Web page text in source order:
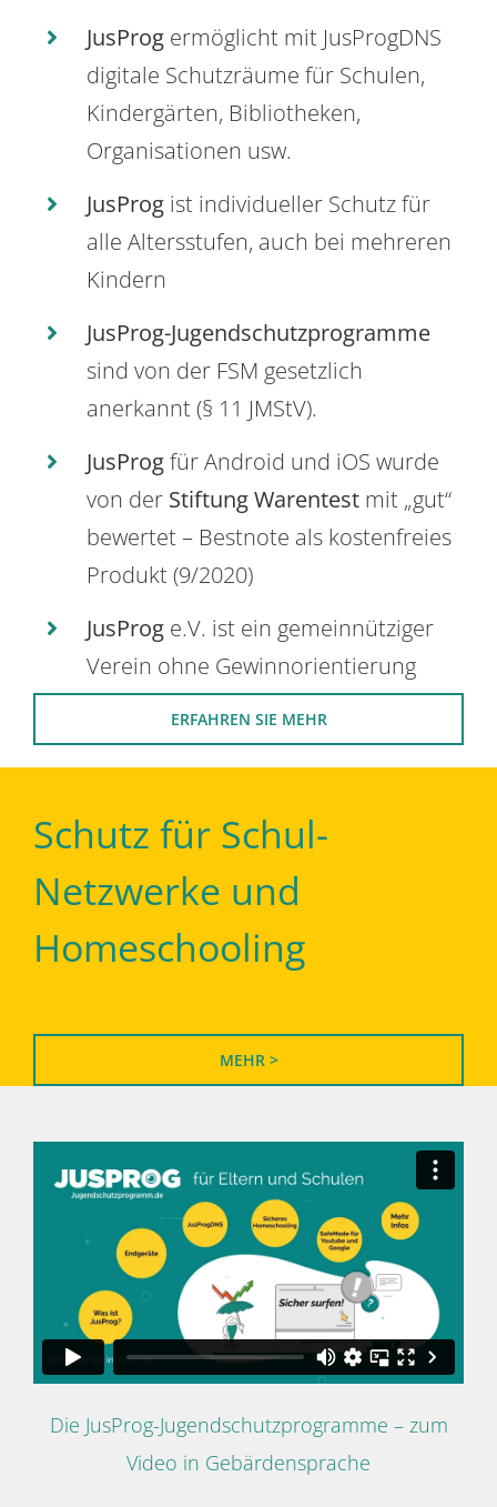
JusProg ermöglicht mit JusProgDNS
digitale Schutzräume für Schulen,
Kindergärten, Bibliotheken,
Organisationen usw.
JusProg ist individueller Schutz für
alle Altersstufen, auch bei mehreren
Kindern
JusProg-Jugendschutzprogramme
sind von der FSM gesetzlich
anerkannt (§ 11 JMStV).
JusProgfür Android und iOS wurde
von der Stiftung Warentest mit „gut“
bewertet – Bestnote als kostenfreies
Produkt (9/2020)
JusProg e.V. ist ein gemeinnütziger
Verein ohne Gewinnorientierung
ERFAHREN SIE MEHR
Schutz für Schul-
Netzwerke und
Homeschooling
MEHR >
Die JusProg-Jugendschutzprogramme – zum
Video in Gebärdensprache